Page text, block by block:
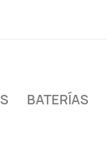
BATERÍAS